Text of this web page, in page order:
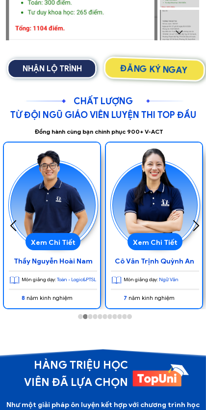
NHẬN LỘ TRÌNH ĐĂNG KÝ NGAY
CHẤT LƯỢNG
TỪ ĐỘI NGŨ GIÁO VIÊN LUYỆN THI TOP ĐẦU
Đồng hành cùng bạn chinh phục 900+ V-ACT
Cô Văn Trịnh Quỳnh An
7 năm kinh nghiệm
Môn giảng dạy:Ngữ Văn
Xem Chi Tiết
Thầy Lê Văn Minh
6 năm kinh nghiệm
Môn giảng dạy: Tư duy khoa học
Xem Chi Tiết
Như một giải pháp ôn luyện kết hợp với chương trình học
HÀNG TRIỆU HỌC
VIÊN ĐÃ LỰA CHỌN